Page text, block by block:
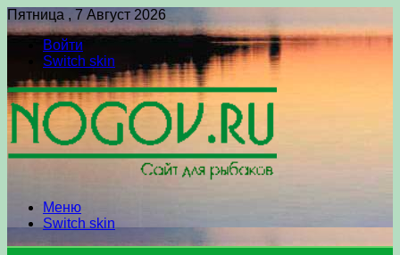
Пятница , 7 Август 2026
Войти
Switch skin
Меню
Switch skin